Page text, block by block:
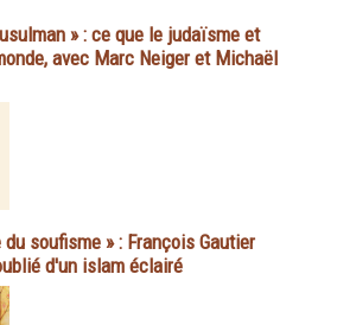
» : ce que le judaïsme et
avec Marc Neiger et Michaël
soufisme » : François Gautier
d'un islam éclairé